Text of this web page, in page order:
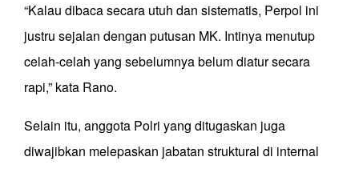
“Kalau dibaca secara utuh dan sistematis, Perpol ini
justru sejalan dengan putusan MK. Intinya menutup
celah-celah yang sebelumnya belum diatur secara
rapi,” kata Rano.
Selain itu, anggota Polri yang ditugaskan juga
diwajibkan melepaskan jabatan struktural di internal